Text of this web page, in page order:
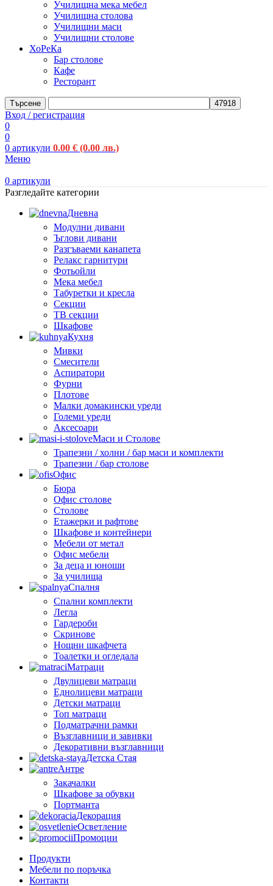
Училищна мека мебел
Училищна столова
Училищни маси
Училищни столове
ХоРеКа
Бар столове
Кафе
Ресторант
Търсене
Вход / регистрация
0
0
0 артикули 0.00 € (0.00 лв.)
Меню
0 артикули
Разгледайте категории
Дневна
Модулни дивани
Ъглови дивани
Разгъваеми канапета
Релакс гарнитури
Фотьойли
Мека мебел
Табуретки и кресла
Секции
ТВ секции
Шкафове
Кухня
Мивки
Смесители
Аспиратори
Фурни
Плотове
Малки домакински уреди
Големи уреди
Аксесоари
Маси и Столове
Трапезни / холни / бар маси и комплекти
Трапезни / бар столове
Офис
Бюра
Офис столове
Столове
Етажерки и рафтове
Шкафове и контейнери
Мебели от метал
Офис мебели
За деца и юноши
За училища
Спалня
Спални комплекти
Легла
Гардероби
Скринове
Нощни шкафчета
Тоалетки и огледала
Матраци
Двулицеви матраци
Еднолицеви матраци
Детски матраци
Топ матраци
Подматрачни рамки
Възглавници и завивки
Декоративни възглавници
Детска Стая
Антре
Закачалки
Шкафове за обувки
Портманта
Декорация
Осветление
Промоции
Продукти
Мебели по поръчка
Контакти